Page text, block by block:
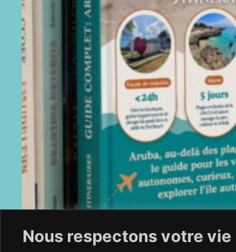
Nous respectons votre vie
Guide de voyage Aruba : le